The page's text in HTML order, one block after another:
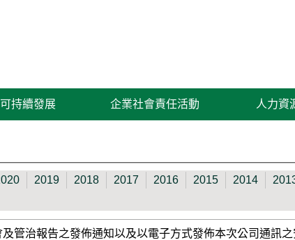
可持續發展 企業社會責任活動 人力資
2019 2018 2017 2016 2015 2014
管治報告之發佈通知以及以電子方式發佈本次公司通訊